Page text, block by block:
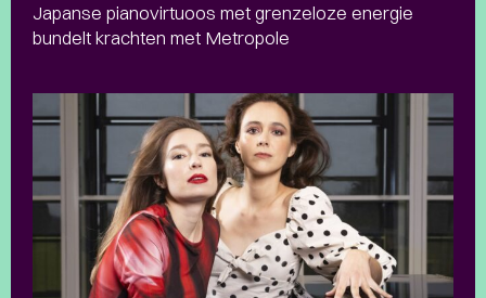
Japanse pianovirtuoos met grenzeloze energie
bundelt krachten met Metropole